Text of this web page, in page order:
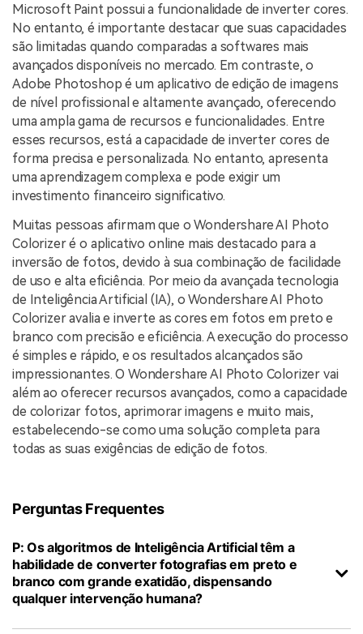
Microsoft Paint possui a funcionalidade de inverter cores.
No entanto, é importante destacar que suas capacidades
são limitadas quando comparadas a softwares mais
avançados disponíveis no mercado. Em contraste, o
Adobe Photoshop é um aplicativo de edição de imagens
de nível profissional e altamente avançado, oferecendo
uma ampla gama de recursos e funcionalidades. Entre
esses recursos, está a capacidade de inverter cores de
forma precisa e personalizada. No entanto, apresenta
uma aprendizagem complexa e pode exigir um
investimento financeiro significativo.
Muitas pessoas afirmam que o Wondershare AI Photo
Colorizer é o aplicativo online mais destacado para a
inversão de fotos, devido à sua combinação de facilidade
de uso e alta eficiência. Por meio da avançada tecnologia
de Inteligência Artificial (IA), o Wondershare AI Photo
Colorizer avalia e inverte as cores em fotos em preto e
branco com precisão e eficiência. A execução do processo
é simples e rápido, e os resultados alcançados são
impressionantes. O Wondershare AI Photo Colorizer vai
além ao oferecer recursos avançados, como a capacidade
de colorizar fotos, aprimorar imagens e muito mais,
estabelecendo-se como uma solução completa para
todas as suas exigências de edição de fotos.
Perguntas Frequentes
P: Os algoritmos de Inteligência Artificial têm a
habilidade de converter fotografias em preto e
branco com grande exatidão, dispensando
qualquer intervenção humana?